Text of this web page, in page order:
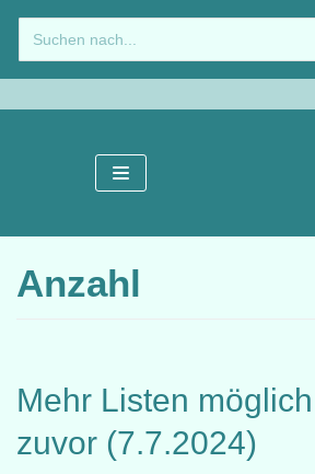
Zum
Inhalt
springen
Anzahl
Mehr Listen
zuvor (7.7.2024)